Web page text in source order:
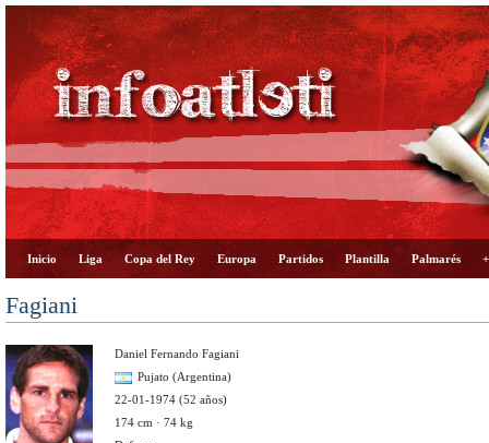
Inicio Liga Copa del Rey Europa Partidos Plantilla Palmarés
Fagiani
Daniel Fernando Fagiani
Pujato (Argentina)
22-01-1974 (52 años)
174 cm · 74 kg